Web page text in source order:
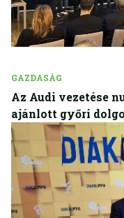
GAZDASÁG
Az Audi vezetése
ajánlott győri